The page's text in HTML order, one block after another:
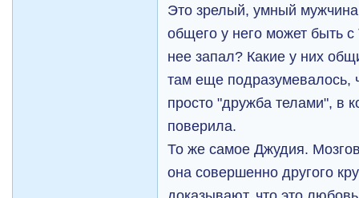
Это зрелый, умный мужчина
общего у него может быть
нее запал? Какие у них
там еще подразумевалось,
просто "дружба телами", в
поверила.
То же самое Джудия.
она совершенно другого